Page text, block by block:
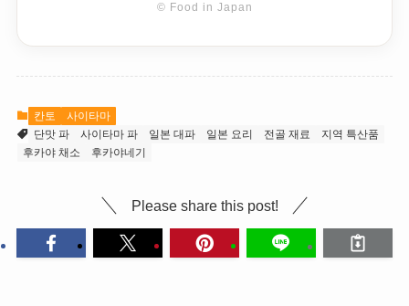
© Food in Japan
칸토
사이타마
단맛 파
사이타마 파 일본 대파 일본 요리 전골 재료
지역 특산품
후카야 채소
후카야네기
Please share this post!